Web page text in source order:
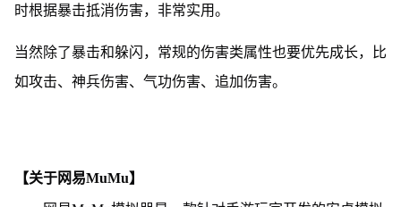
时根据暴击抵消伤害，非常实用。
当然除了暴击和躲闪，常规的伤害类属性也要优先成长，比
如攻击、神兵伤害、气功伤害、追加伤害。
【关于网易MuMu】